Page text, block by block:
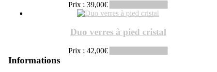
Prix :39,00€
Duo verres à pied cristal
Prix :42,00€
Informations